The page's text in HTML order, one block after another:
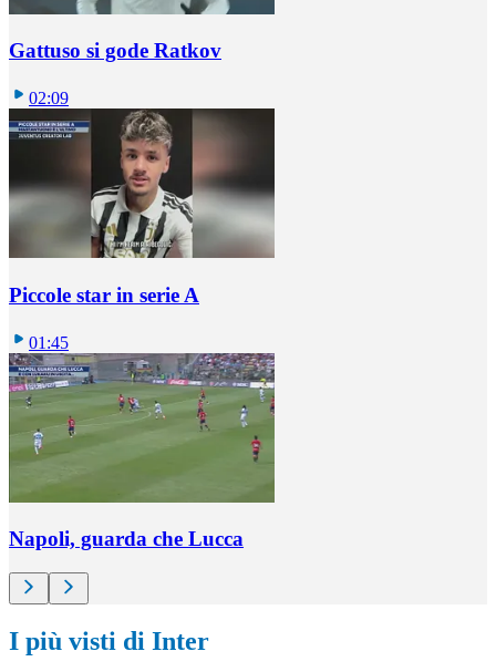
Gattuso si gode Ratkov
02:09
Piccole star in serie A
01:45
Napoli, guarda che Lucca
I più visti di Inter